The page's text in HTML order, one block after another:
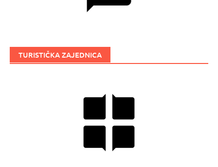
TURISTIČKA ZAJEDNICA